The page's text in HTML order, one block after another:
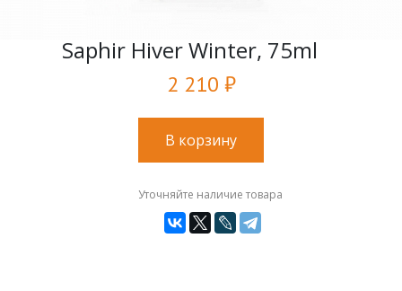
Saphir Hiver Winter, 75ml
2 210 ₽
В корзину
Уточняйте наличие товара